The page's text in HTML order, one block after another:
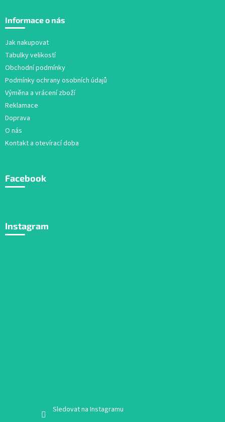
p
Informace o nás
Jak nakupovat
Tabulky velikostí
Obchodní podmínky
Podmínky ochrany osobních údajů
Výměna a vrácení zboží
Reklamace
Doprava
O nás
Kontakt a otevírací doba
Facebook
Instagram
Sledovat na Instagramu